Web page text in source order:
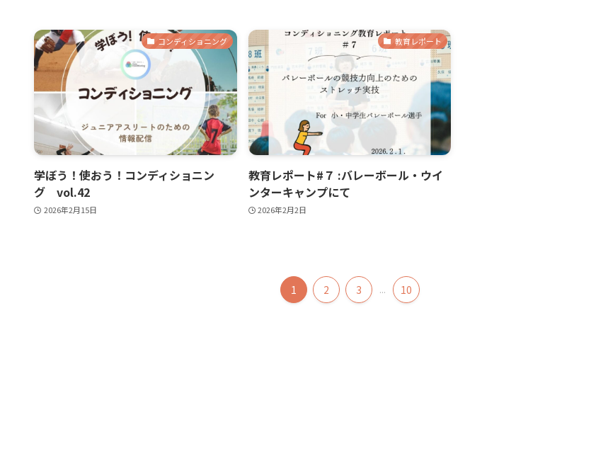
コンディショニング
学ぼう！使おう！コンディショニン
グ vol.42
2026年2月15日
教育レポート
教育レポート#７ :バレーボール・ウイ
ンターキャンプにて
2026年2月2日
1 2 3 ... 10